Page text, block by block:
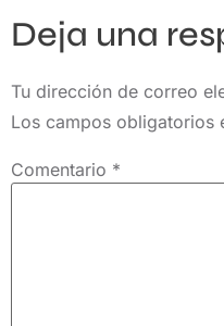
Deja una
Tu dirección de correo
Los campos obligatorios
Comentario *